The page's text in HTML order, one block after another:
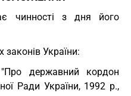
чинності з дня його
законів України:
"Про державний кордон
Ради України, 1992 р.,